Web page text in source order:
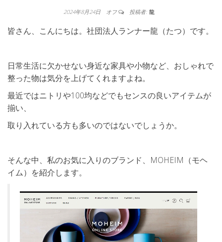
2024年8月24日 オフ 投稿者: 龍
皆さん、こんにちは。社団法人ランナー龍（たつ）です。
日常生活に欠かせない身近な家具や小物など、おしゃれで
整った物は気分を上げてくれますよね。
最近ではニトリや100均などでもセンスの良いアイテムが
揃い、
取り入れている方も多いのではないでしょうか。
そんな中、私のお気に入りのブランド、MOHEIM（モヘ
イム）を紹介します。